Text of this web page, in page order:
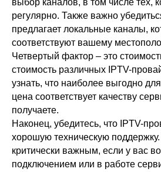
выбор каналов, в том числе тех,
регулярно. Также важно
предлагает локальные каналы,
соответствуют вашему
Четвертый фактор – это
стоимость различных IPTV-
узнать, что наиболее выгодно
цена соответствует качеству
получаете.
Наконец, убедитесь, что IPTV-
хорошую техническую
критически важным, если у вас
подключением или в работе